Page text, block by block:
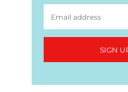
SIGN